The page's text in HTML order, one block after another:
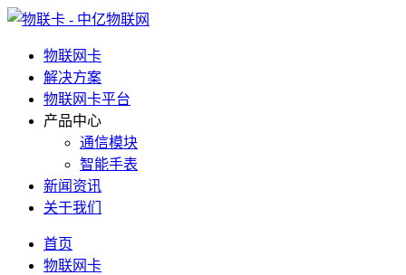
物联网卡
解决方案
物联网卡平台
产品中心
通信模块
智能手表
新闻资讯
关于我们
首页
物联网卡